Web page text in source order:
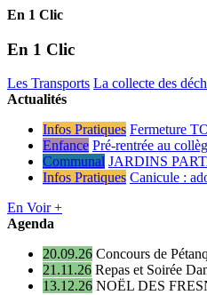
En 1 Clic
En 1 Clic
Les Transports La collecte des
Actualités
Infos Pratiques Fermeture
Enfance Pré-rentrée au
Communal JARDINS
Infos Pratiques Canicule :
En Voir +
Agenda
20.09.26 Concours de
21.11.26 Repas et Soirée
13.12.26 NOËL DES